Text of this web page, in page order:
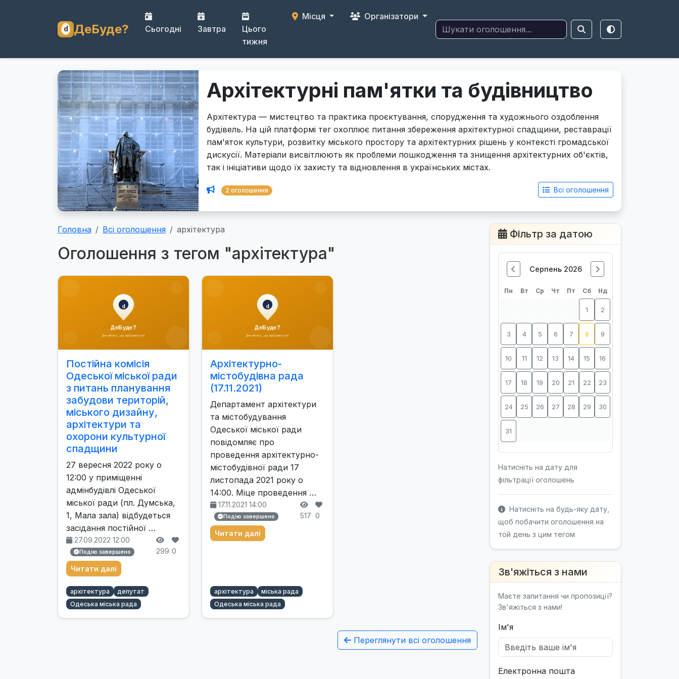
ДеБуде? Сьогодні Завтра
Цього
тижня
Місця Організатори
Архітектурні пам'ятки та будівництво
Архітектура — мистецтво та практика проєктування, спорудження та художнього оздоблення
будівель. На цій платформі тег охоплює питання збереження архітектурної спадщини, реставрації
пам'яток культури, розвитку міського простору та архітектурних рішень у контексті громадської
дискусії. Матеріали висвітлюють як проблеми пошкодження та знищення архітектурних об'єктів,
так і ініціативи щодо їх захисту та відновлення в українських містах.
2 оголошення Всі оголошення
Головна Всі оголошення архітектура
Оголошення з тегом "архітектура"
Постійна комісія
Одеської міської ради
з питань планування
забудови територій,
міського дизайну,
архітектури та
охорони культурної
спадщини
27 вересня 2022 року о
12:00 у приміщенні
адмінбудівлі Одеської
міської ради (пл. Думська,
1, Мала зала) відбудеться
засідання постійної …
27.09.2022 12:00
Подію завершено 299 0
Читати далі
архітектура
депутат
Одеська міська рада
Архітектурно-
містобудівна рада
(17.11.2021)
Департамент архітектури
та містобудування
Одеської міської ради
повідомляє про
проведення архітектурно-
містобудівної ради 17
листопада 2021 року о
14:00. Міце проведення …
17.11.2021 14:00
Подію завершено 517 0
Читати далі
архітектура
міська рада
Одеська міська рада
Переглянути всі оголошення
Фільтр за датою
Серпень 2026
Пн Вт Ср Чт Пт Сб Нд
1 2
3 4 5 6 7 8 9
10 11 12 13 14 15 16
17 18 19 20 21 22 23
24 25 26 27 28 29 30
31
Натисніть на дату для
фільтрації оголошень
Натисніть на будь-яку дату,
щоб побачити оголошення на
той день з цим тегом
Зв'яжіться з нами
Маєте запитання чи пропозиції?
Зв'яжіться з нами!
Ім'я
Електронна пошта